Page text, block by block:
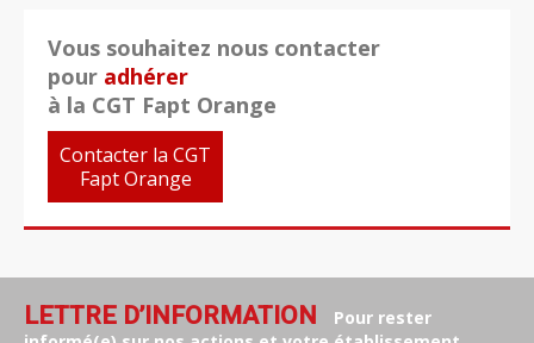
Vous souhaitez nous contacter
pour adhérer
à la CGT Fapt Orange
Contacter la CGT
Fapt Orange
LETTRE D’INFORMATION
Pour rester